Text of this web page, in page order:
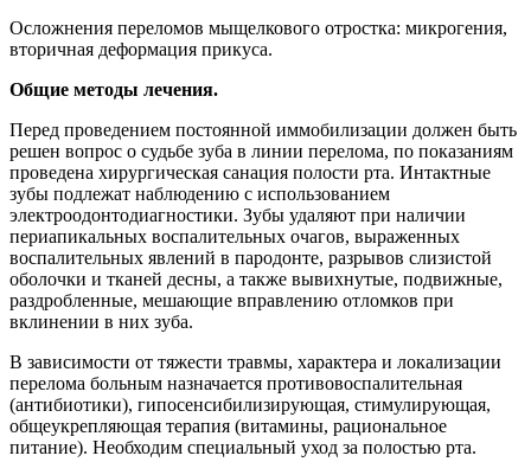
Осложнения переломов мыщелкового отростка: микрогения,
вторичная деформация прикуса.
Общие методы лечения.
Перед проведением постоянной иммобилизации должен быть
решен вопрос о судьбе зуба в линии перелома, по показаниям
проведена хирургическая санация полости рта. Интактные
зубы подлежат наблюдению с использованием
электроодонтодиагностики. Зубы удаляют при наличии
периапикальных воспалительных очагов, выраженных
воспалительных явлений в пародонте, разрывов слизистой
оболочки и тканей десны, а также вывихнутые, подвижные,
раздробленные, мешающие вправлению отломков при
вклинении в них зуба.
В зависимости от тяжести травмы, характера и локализации
перелома больным назначается противовоспалительная
(антибиотики), гипосенсибилизирующая, стимулирующая,
общеукрепляющая терапия (витамины, рациональное
питание). Необходим специальный уход за полостью рта.